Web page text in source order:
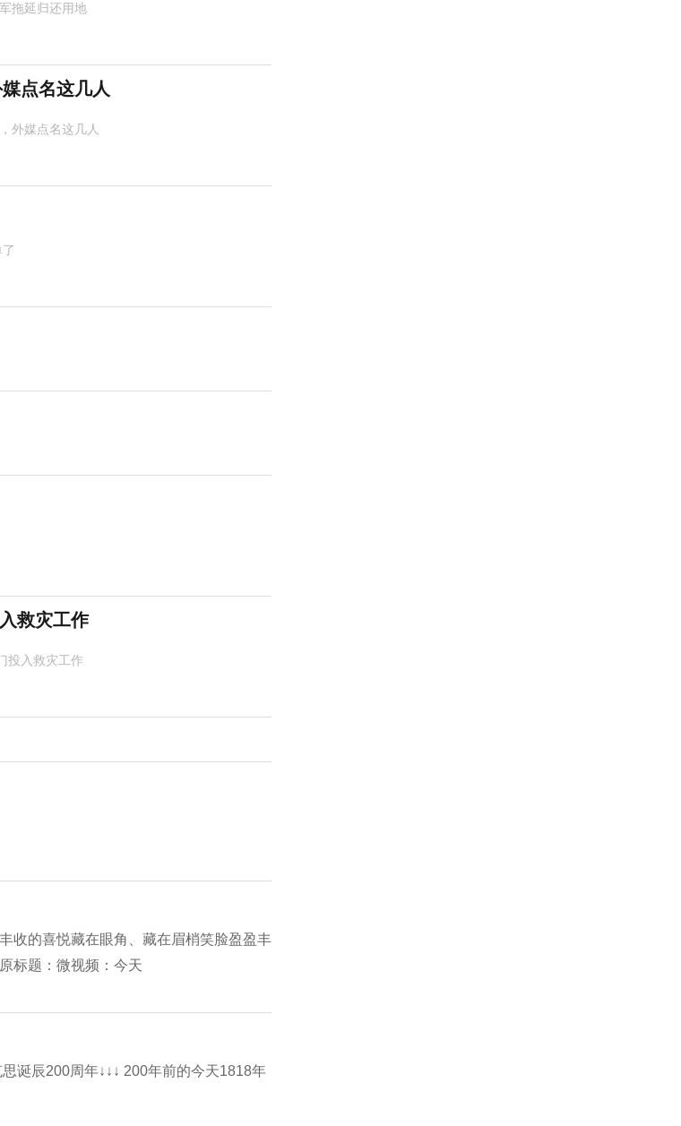
拖延归还用地
点名这几人
外媒点名这几人
救灾工作
投入救灾工作
收的喜悦藏在眼角、藏在眉梢笑脸盈盈丰
标题：微视频：今天
诞辰200周年↓↓↓ 200年前的今天1818年